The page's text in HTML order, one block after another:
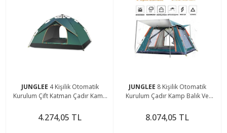
JUNGLEE 4 Kişilik Otomatik
Kurulum Çift Katman Çadır Kamp
200cmx220cmx140cm
4.274,05 TL
JUNGLEE 8 Kişilik Otomatik
Kurulum Çadır Kamp Balık Ve
270cmx270cmx170cm
8.074,05 TL